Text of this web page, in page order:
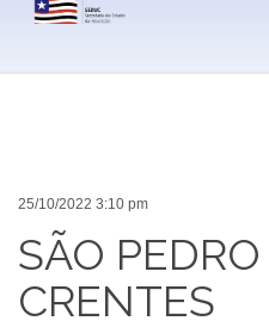
25/10/2022 3:10 pm
SÃO
CRENTES